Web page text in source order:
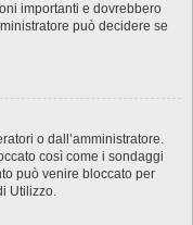
importanti e dovrebbero
può decidere se
o dall’amministratore.
così come i sondaggi
può venire bloccato per
Utilizzo.